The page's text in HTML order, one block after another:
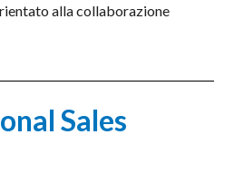
alla collaborazione
Sales